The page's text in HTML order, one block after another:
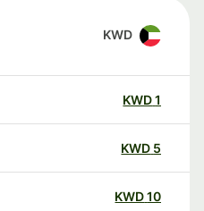
KWD
KWD
KWD
KWD